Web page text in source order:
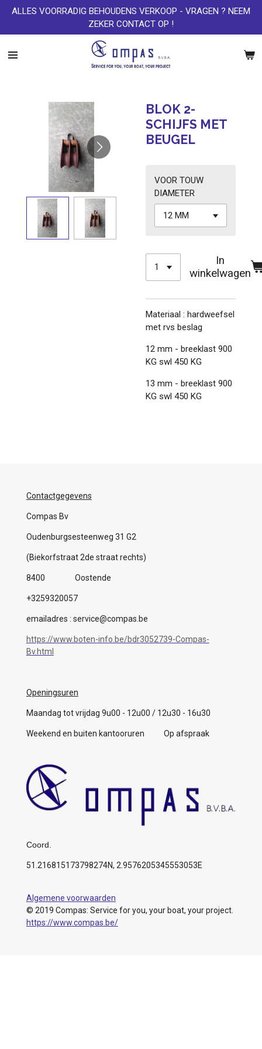
Ga
naar
de
ALLES VOORRADIG BEHOUDENS VERKOOP - VRAGEN ? NEEM
ZEKER CONTACT OP !
BLOK 2-
SCHIJFS MET
BEUGEL
VOOR TOUW
DIAMETER
In
winkelwagen
Materiaal : hardweefsel
met rvs beslag
12 mm - breeklast 900
KG swl 450 KG
13 mm - breeklast 900
KG swl 450 KG
Contactgegevens
Compas Bv
Oudenburgsesteenweg 31 G2
(Biekorfstraat 2de straat rechts)
8400 Oostende
+3259320057
emailadres : service@compas.be
https://www.boten-info.be/bdr3052739-Compas-
Bv.html
Openingsuren
Maandag tot vrijdag 9u00 - 12u00 / 12u30 - 16u30
Weekend en buiten kantooruren Op afspraak
Coord.
51.216815173798274N, 2.9576205345553053E
Algemene voorwaarden
© 2019 Compas: Service for you, your boat, your project.
https://www.compas.be/